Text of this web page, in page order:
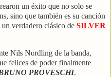
un éxito que no solo se
sino que también es su canción
verdadero clásico de SILVER
Nils Nordling de la banda,
felices de poder finalmente
PROVESCHI.